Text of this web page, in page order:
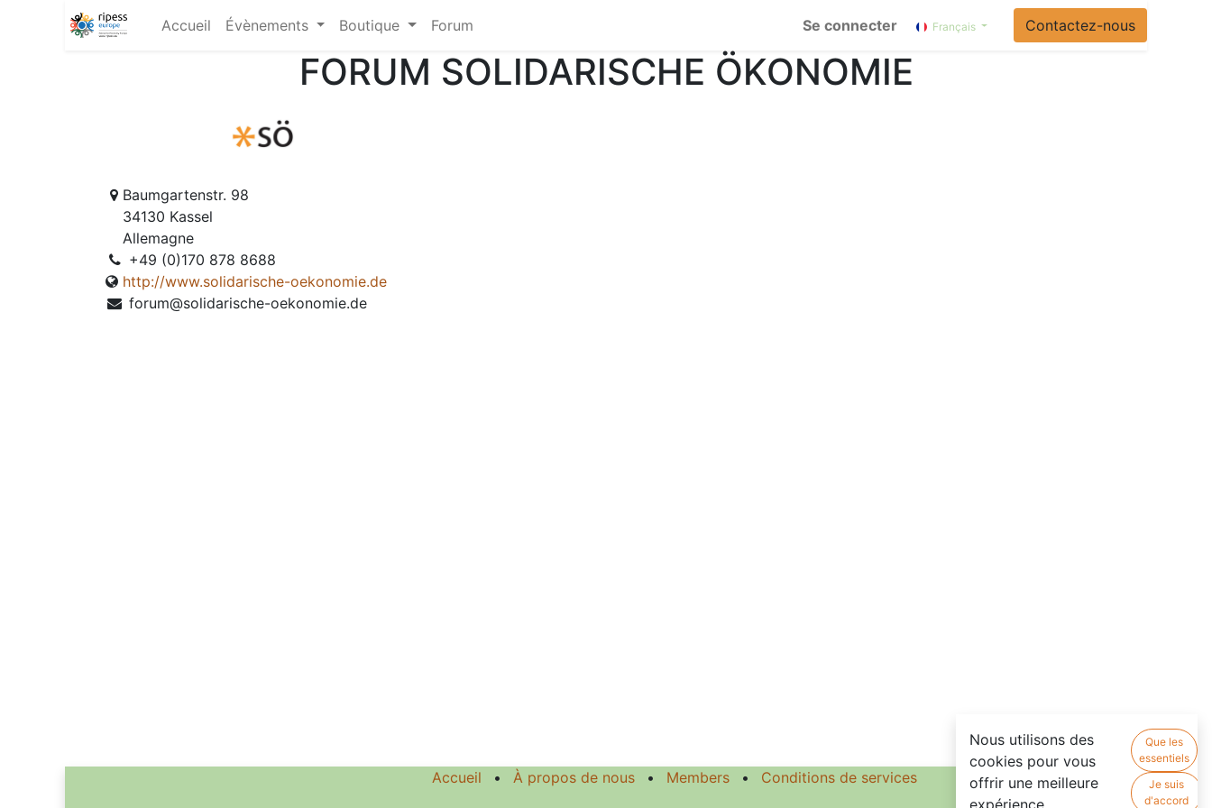
Accueil Évènements Boutique Forum Se connecter Français Contactez-nous
FORUM SOLIDARISCHE ÖKONOMIE
Baumgartenstr. 98
34130 Kassel
Allemagne
+49 (0)170 878 8688
http://www.solidarische-oekonomie.de
forum@solidarische-oekonomie.de
Accueil • À propos de nous • Members • Conditions de services
Nous utilisons des
cookies pour vous
offrir une meilleure
expérience
Que les
essentiels
Je suis
d'accord